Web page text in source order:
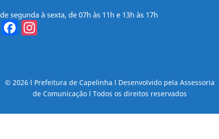
de segunda à sexta, de 07h às 11h e 13h às 17h
Facebook
© 2026 l Prefeitura de Capelinha l Desenvolvido pela Assessoria
de Comunicação l Todos os direitos reservados